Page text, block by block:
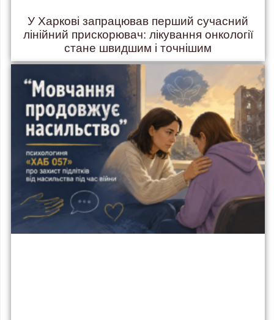
У Харкові запрацював перший сучасний
лінійний прискорювач: лікування онкології
стане швидшим і точнішим